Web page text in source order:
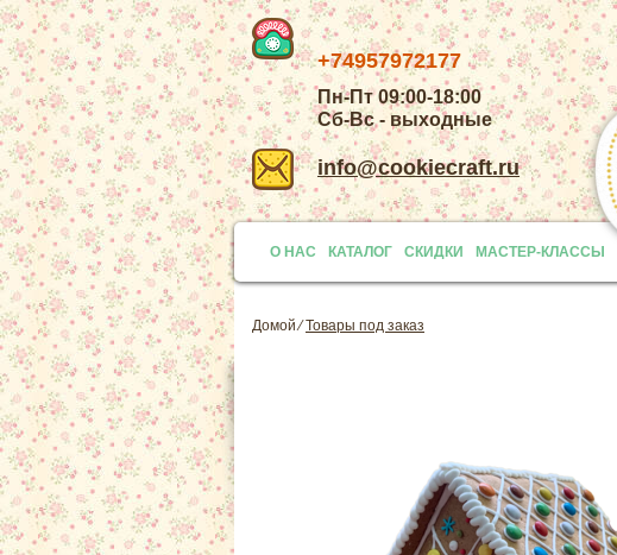
+74957972177
Пн-Пт 09:00-18:00
Сб-Вс - выходные
info@cookiecraft.ru
О НАС КАТАЛОГ СКИДКИ МАСТЕР-КЛАССЫ
Домой⁄Товары под заказ